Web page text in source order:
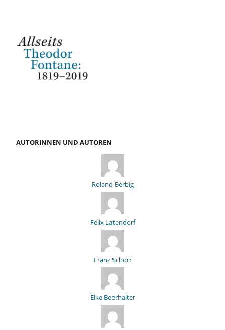
AUTORINNEN UND AUTOREN
Roland Berbig
Felix Latendorf
Franz Schorr
Elke Beerhalter